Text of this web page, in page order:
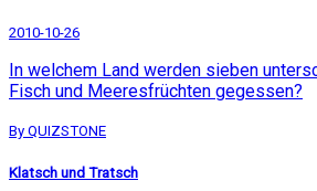
2010-10-26
In welchem Land werden sieben
Fisch und Meeresfrüchten gegessen?
By QUIZSTONE
Klatsch und Tratsch